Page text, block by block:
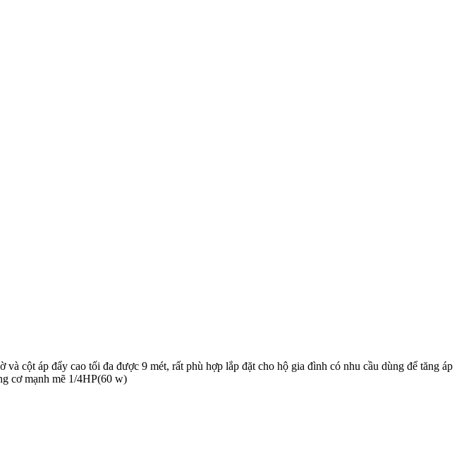
cột áp đẩy cao tối đa được 9 mét, rất phù hợp lắp đặt cho hộ gia đình có nhu cầu dùng để tăng áp
cơ mạnh mẽ 1/4HP(60 w)